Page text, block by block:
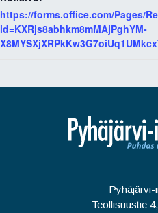
https://forms.office.com/Pages/
id=KXRjs8abhkm8mMAjPghYM-
Pyhäjärvi-
Teollisuustie